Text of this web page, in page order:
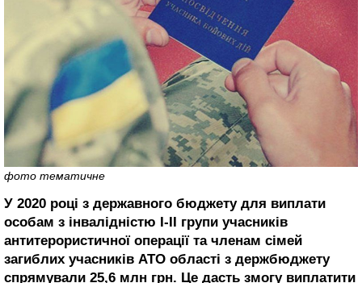
фото тематичне
У 2020 році з державного бюджету для виплати
особам з інвалідністю І-ІІ групи учасників
антитерористичної операції та членам сімей
загиблих учасників АТО області з держбюджету
спрямували 25,6 млн грн. Це дасть змогу виплатити